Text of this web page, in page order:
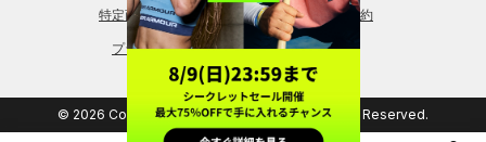
特定商取引法に基づく通販の表記 会員規約
プライバシーポリシー
© 2026 Copyright DOME Corporation. All Rights Reserved.